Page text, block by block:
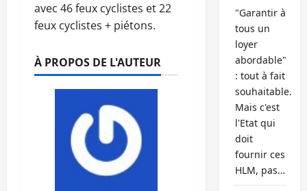
avec 46 feux cyclistes et 22
feux cyclistes + piétons.
À PROPOS DE L'AUTEUR
"Garantir à
tous un
loyer
abordable"
: tout à fait
souhaitable.
Mais c'est
l'Etat qui
doit
fournir ces
HLM, pas…